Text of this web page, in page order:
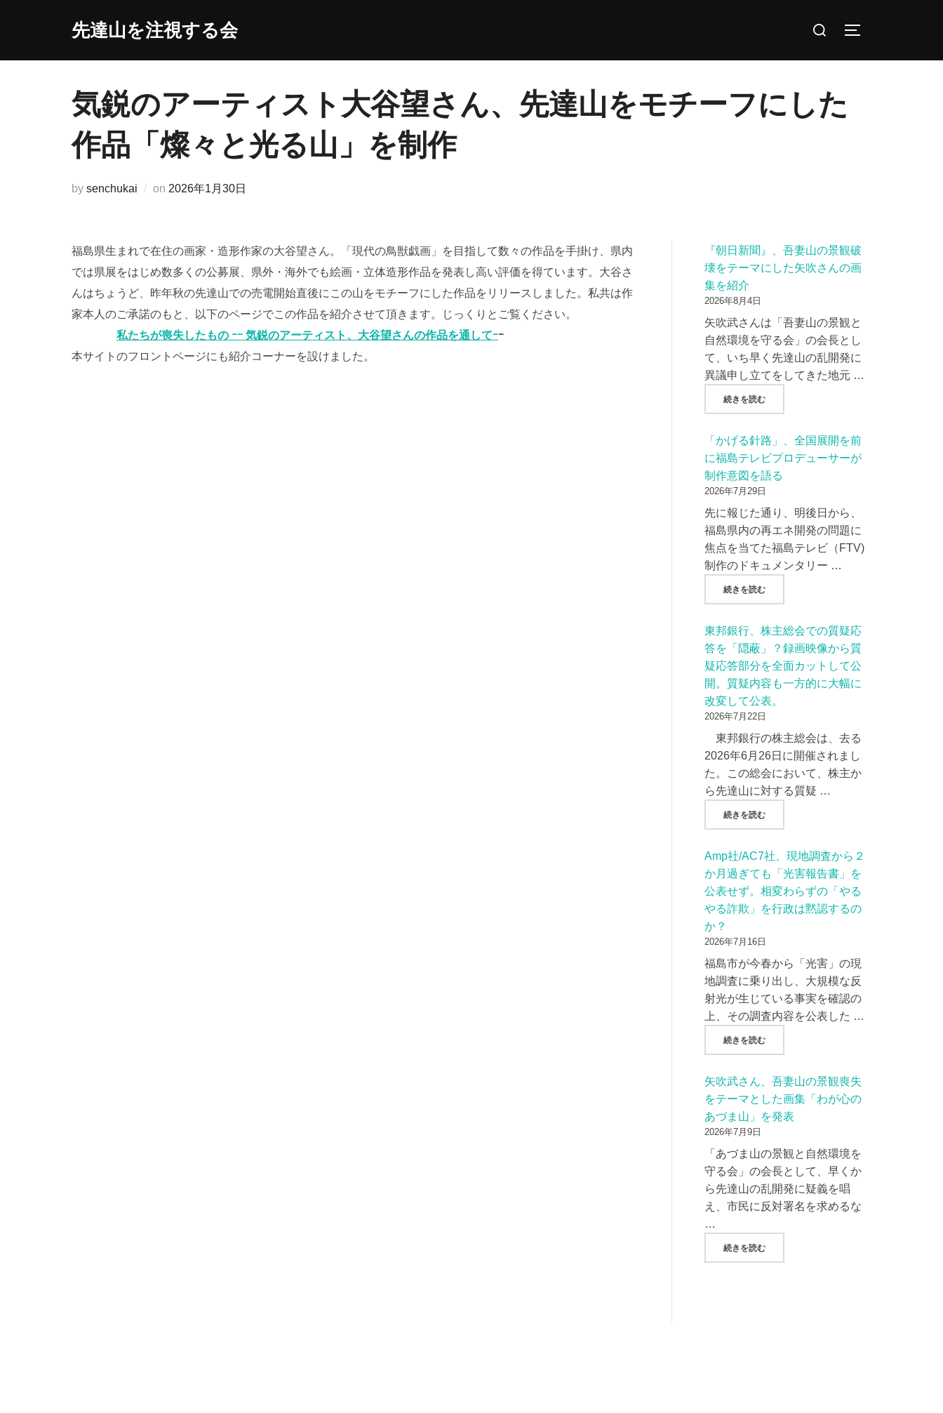
先達山を注視する会
検
対
サイドバーとナ
気鋭のアーティスト大谷望さん、先達山をモチーフにした
作品「燦々と光る山」を制作
by senchukai on 投
2026年1月30日
福島県生まれで在住の画家・造形作家の大谷望さん。「現代の鳥獣戯画」を目指して数々の作品を手掛け、県内
では県展をはじめ数多くの公募展、県外・海外でも絵画・立体造形作品を発表し高い評価を得ています。大谷さ
んはちょうど、昨年秋の先達山での売電開始直後にこの山をモチーフにした作品をリリースしました。私共は作
家本人のご承諾のもと、以下のページでこの作品を紹介させて頂きます。じっくりとご覧ください。
私たちが喪失したもの ｰｰ 気鋭のアーティスト、大谷望さんの作品を通してｰｰ
本サイトのフロントページにも紹介コーナーを設けました。
『朝日新聞』、吾妻山の景観破
壊をテーマにした矢吹さんの画
集を紹介
2026年8月4日
矢吹武さんは「吾妻山の景観と
自然環境を守る会」の会長とし
て、いち早く先達山の乱開発に
異議申し立てをしてきた地元 …
続きを読む"『朝日新聞』、吾妻山の景観破壊をテーマに
「かげる針路」、全国展開を前
に福島テレビプロデューサーが
制作意図を語る
2026年7月29日
先に報じた通り、明後日から、
福島県内の再エネ開発の問題に
焦点を当てた福島テレビ（FTV)
制作のドキュメンタリー …
続きを読む"「かげる針路」、全国展開を前に福島テレビ
東邦銀行、株主総会での質疑応
答を「隠蔽」？録画映像から質
疑応答部分を全面カットして公
開。質疑内容も一方的に大幅に
改変して公表。
2026年7月22日
東邦銀行の株主総会は、去る
2026年6月26日に開催されまし
た。この総会において、株主か
ら先達山に対する質疑 …
続きを読む"東邦銀行、株主総会での質疑応答を「隠蔽」
Amp社/AC7社、現地調査から２
か月過ぎても「光害報告書」を
公表せず。相変わらずの「やる
やる詐欺」を行政は黙認するの
か？
2026年7月16日
福島市が今春から「光害」の現
地調査に乗り出し、大規模な反
射光が生じている事実を確認の
上、その調査内容を公表した …
続きを読む"AMP社/AC7社、現地調査から２か月過ぎて
矢吹武さん、吾妻山の景観喪失
をテーマとした画集「わが心の
あづま山」を発表
2026年7月9日
「あづま山の景観と自然環境を
守る会」の会長として、早くか
ら先達山の乱開発に疑義を唱
え、市民に反対署名を求めるな
…
続きを読む"矢吹武さん、吾妻山の景観喪失をテーマとし